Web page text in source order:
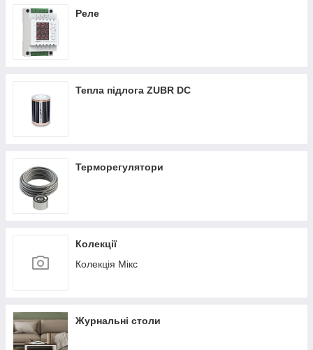
Реле
Тепла підлога ZUBR DC
Терморегулятори
Колекції
Колекція Мікс
Журнальні столи